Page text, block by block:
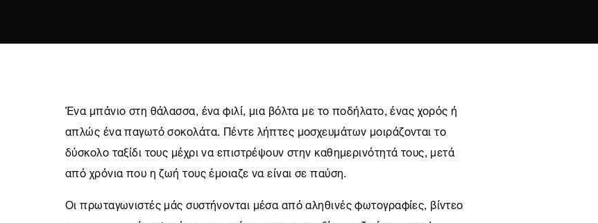
Ένα μπάνιο στη θάλασσα, ένα φιλί, μια βόλτα με το ποδήλατο, ένας χορός ή
απλώς ένα παγωτό σοκολάτα. Πέντε λήπτες μοσχευμάτων μοιράζονται το
δύσκολο ταξίδι τους μέχρι να επιστρέψουν στην καθημερινότητά τους, μετά
από χρόνια που η ζωή τους έμοιαζε να είναι σε παύση.
Οι πρωταγωνιστές μάς συστήνονται μέσα από αληθινές φωτογραφίες, βίντεο